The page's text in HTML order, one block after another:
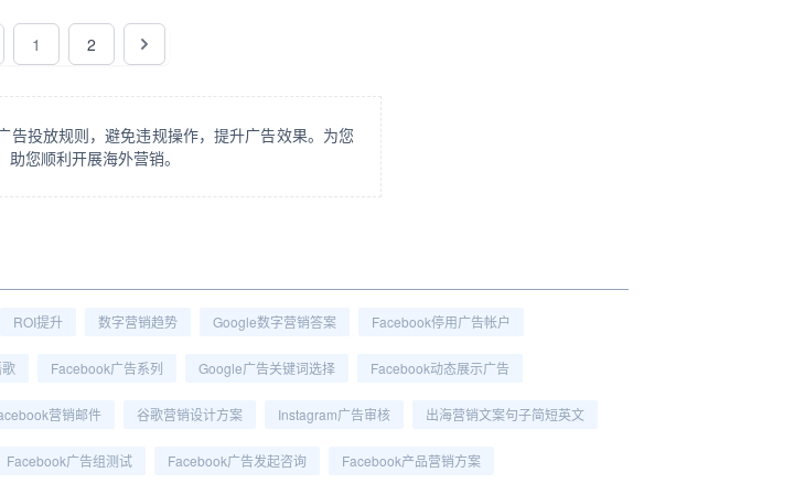
1 2
告投放规则，避免违规操作，提升广告效果。为您
您顺利开展海外营销。
ROI提升 数字营销趋势 Google数字营销答案 Facebook停用广告帐户
Facebook广告系列 Google广告关键词选择 Facebook动态展示广告
营销邮件 谷歌营销设计方案 Instagram广告审核 出海营销文案句子简短英文
Facebook广告组测试 Facebook广告发起咨询 Facebook产品营销方案